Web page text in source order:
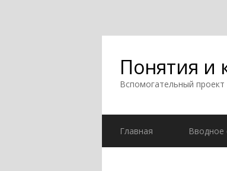
Понятия и
Вспомогательный
Главная Вводное